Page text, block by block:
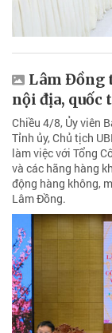
Lâm Đồng
nội địa, quốc
Chiều 4/8, Ủy viên
Tỉnh ủy, Chủ tịch
làm việc với Tổng
và các hãng hàng
động hàng không,
Lâm Đồng.